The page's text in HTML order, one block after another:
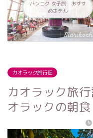
バンコク 女子旅 おすす
めホテル
カオラック旅行記
カオラック旅
オラックの朝食